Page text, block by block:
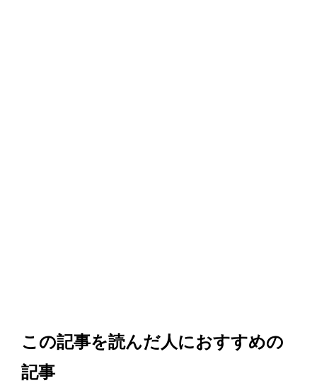
この記事を読んだ人におすすめの
記事